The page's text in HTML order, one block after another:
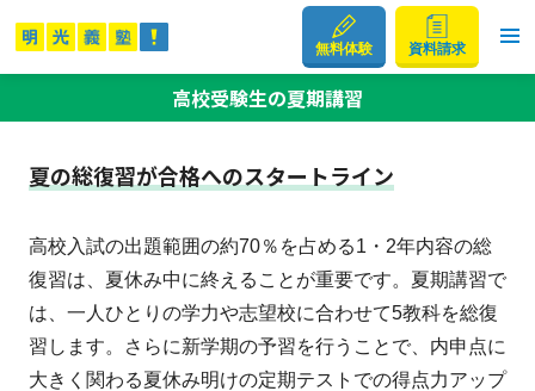
無料体験 資料請求
高校受験生の夏期講習
夏の総復習が合格へのスタートライン
高校入試の出題範囲の約70％を占める1・2年内容の総
復習は、夏休み中に終えることが重要です。夏期講習で
は、一人ひとりの学力や志望校に合わせて5教科を総復
習します。さらに新学期の予習を行うことで、内申点に
大きく関わる夏休み明けの定期テストでの得点力アップ